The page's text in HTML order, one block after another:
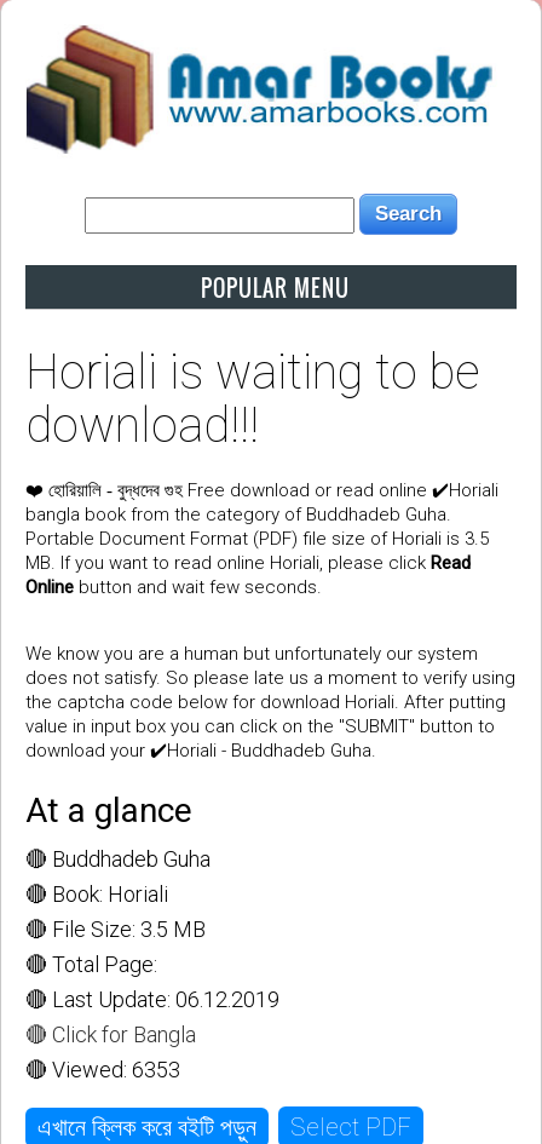
POPULAR MENU
Horiali is waiting to be
download!!!
❤️ হোরিয়ালি - বুদ্ধদেব গুহ Free download or read online ✔️Horiali
bangla book from the category of Buddhadeb Guha.
Portable Document Format (PDF) file size of Horiali is 3.5
MB. If you want to read online Horiali, please click Read
Online button and wait few seconds.
We know you are a human but unfortunately our system
does not satisfy. So please late us a moment to verify using
the captcha code below for download Horiali. After putting
value in input box you can click on the "SUBMIT" button to
download your ✔️Horiali - Buddhadeb Guha.
At a glance
🔴 Buddhadeb Guha
🔴 Book: Horiali
🔴 File Size: 3.5 MB
🔴 Total Page:
🔴 Last Update: 06.12.2019
🔴 Click for Bangla
🔴 Viewed: 6353
এখানে ক্লিক করে বইটি পড়ুন Select PDF